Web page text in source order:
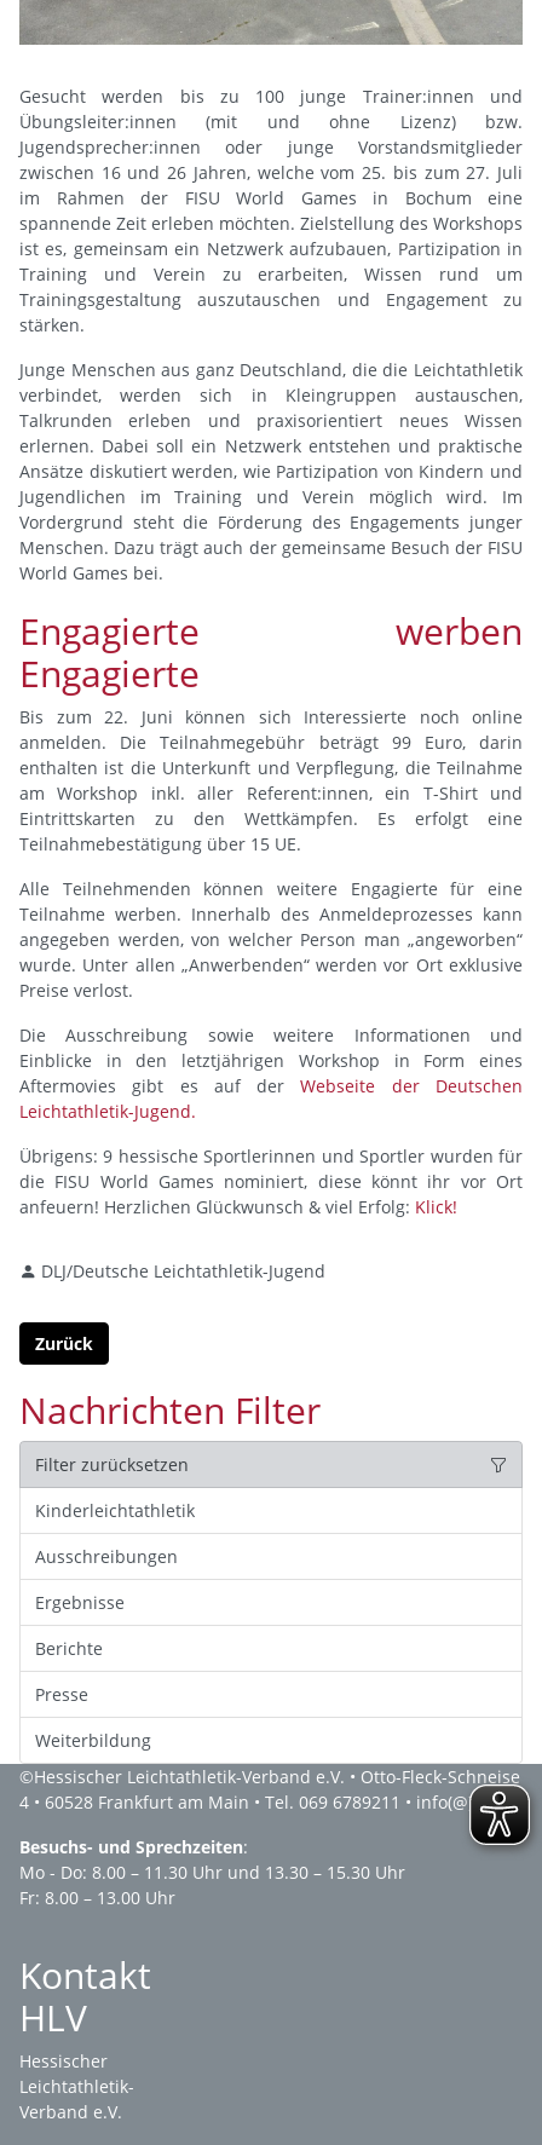
Gesucht werden bis zu 100 junge Trainer:innen und
Übungsleiter:innen (mit und ohne Lizenz) bzw.
Jugendsprecher:innen oder junge Vorstandsmitglieder
zwischen 16 und 26 Jahren, welche vom 25. bis zum 27. Juli
im Rahmen der FISU World Games in Bochum eine
spannende Zeit erleben möchten. Zielstellung des Workshops
ist es, gemeinsam ein Netzwerk aufzubauen, Partizipation in
Training und Verein zu erarbeiten, Wissen rund um
Trainingsgestaltung auszutauschen und Engagement zu
stärken.
Junge Menschen aus ganz Deutschland, die die Leichtathletik
verbindet, werden sich in Kleingruppen austauschen,
Talkrunden erleben und praxisorientiert neues Wissen
erlernen. Dabei soll ein Netzwerk entstehen und praktische
Ansätze diskutiert werden, wie Partizipation von Kindern und
Jugendlichen im Training und Verein möglich wird. Im
Vordergrund steht die Förderung des Engagements junger
Menschen. Dazu trägt auch der gemeinsame Besuch der FISU
World Games bei.
Engagierte werben
Engagierte
Bis zum 22. Juni können sich Interessierte noch online
anmelden. Die Teilnahmegebühr beträgt 99 Euro, darin
enthalten ist die Unterkunft und Verpflegung, die Teilnahme
am Workshop inkl. aller Referent:innen, ein T-Shirt und
Eintrittskarten zu den Wettkämpfen. Es erfolgt eine
Teilnahmebestätigung über 15 UE.
Alle Teilnehmenden können weitere Engagierte für eine
Teilnahme werben. Innerhalb des Anmeldeprozesses kann
angegeben werden, von welcher Person man „angeworben“
wurde. Unter allen „Anwerbenden“ werden vor Ort exklusive
Preise verlost.
Die Ausschreibung sowie weitere Informationen und
Einblicke in den letztjährigen Workshop in Form eines
Aftermovies gibt es auf derWebseite der Deutschen
Leichtathletik-Jugend.
Übrigens: 9 hessische Sportlerinnen und Sportler wurden für
die FISU World Games nominiert, diese könnt ihr vor Ort
anfeuern! Herzlichen Glückwunsch & viel Erfolg: Klick!
DLJ/Deutsche Leichtathletik-Jugend
Zurück
Nachrichten Filter
Filter zurücksetzen
Kinderleichtathletik
Ausschreibungen
Ergebnisse
Berichte
Presse
Weiterbildung
©Hessischer Leichtathletik-Verband e.V. • Otto-Fleck-Schneise
4 • 60528 Frankfurt am Main • Tel. 069 6789211 • info(@)hlv.de
Besuchs- und Sprechzeiten:
Mo - Do: 8.00 – 11.30 Uhr und 13.30 – 15.30 Uhr
Fr: 8.00 – 13.00 Uhr
Kontakt
HLV
Hessischer
Leichtathletik-
Verband e.V.